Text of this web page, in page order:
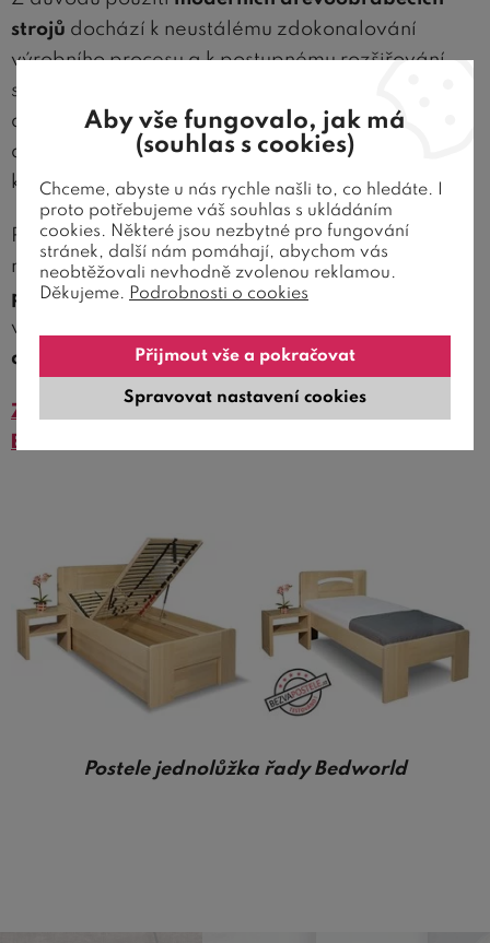
strojů dochází k neustálému zdokonalování
výrobního procesu a k postupnému rozšiřování
sortimentu výroby. Nabídka řady BedWorld se
dále postupně rozšiřuje o další ložnicový a
doplňkový sortiment jako jsou noční stolky,
komody, úložné prostory a další.
Pokud se rozhodnete pořídit si postel nebo
nábytek řady BedWorld, můžete si být jisti
poctivým českým dílenským zpracováním
vysokou kvalitou povrchové úpravy a
dlouhou životností.
Zobrazit kompletní nabídku postelí řady
BEDWORLD >
Postele jednolůžka řady Bedworld
Aby vše fungovalo, jak má
(souhlas s cookies)
Chceme, abyste u nás rychle našli to, co hledáte. I
proto potřebujeme váš souhlas s ukládáním
cookies. Některé jsou nezbytné pro fungování
stránek, další nám pomáhají, abychom vás
neobtěžovali nevhodně zvolenou reklamou.
Děkujeme. Podrobnosti o cookies
Spravovat nastavení cookies
Přijmout vše a pokračovat